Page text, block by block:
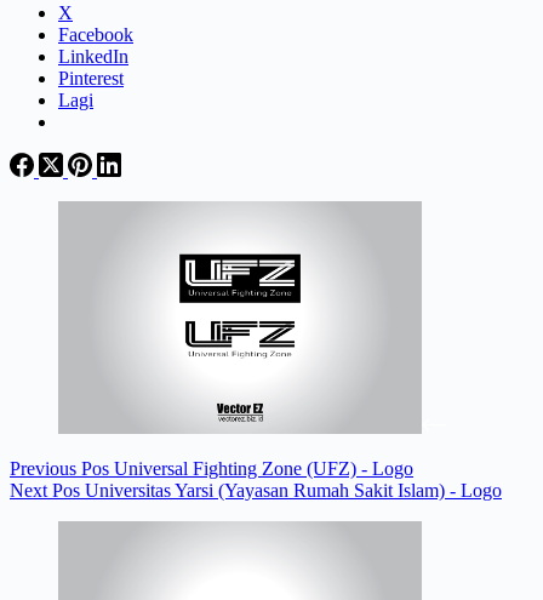
X
Facebook
LinkedIn
Pinterest
Lagi
Previous Pos Universal Fighting Zone (UFZ) - Logo
Next Pos Universitas Yarsi (Yayasan Rumah Sakit Islam) - Logo